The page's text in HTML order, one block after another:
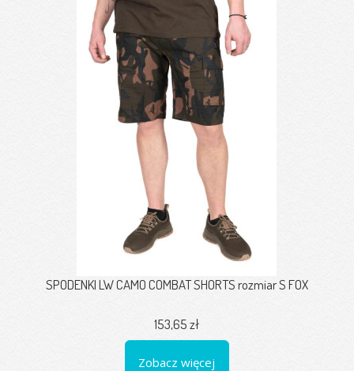
SPODENKI LW CAMO COMBAT SHORTS rozmiar S FOX
153,65 zł
Zobacz więcej